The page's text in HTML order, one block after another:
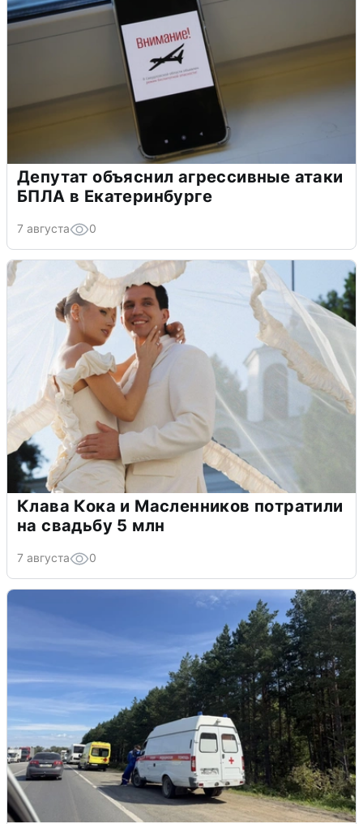
Депутат объяснил агрессивные атаки
БПЛА в Екатеринбурге
7 августа 0
Клава Кока и Масленников потратили
на свадьбу 5 млн
7 августа 0